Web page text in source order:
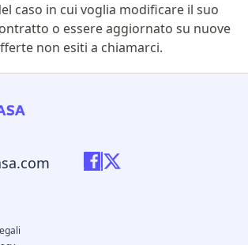
caso in cui voglia modificare il suo
o essere aggiornato su nuove
non esiti a chiamarci.